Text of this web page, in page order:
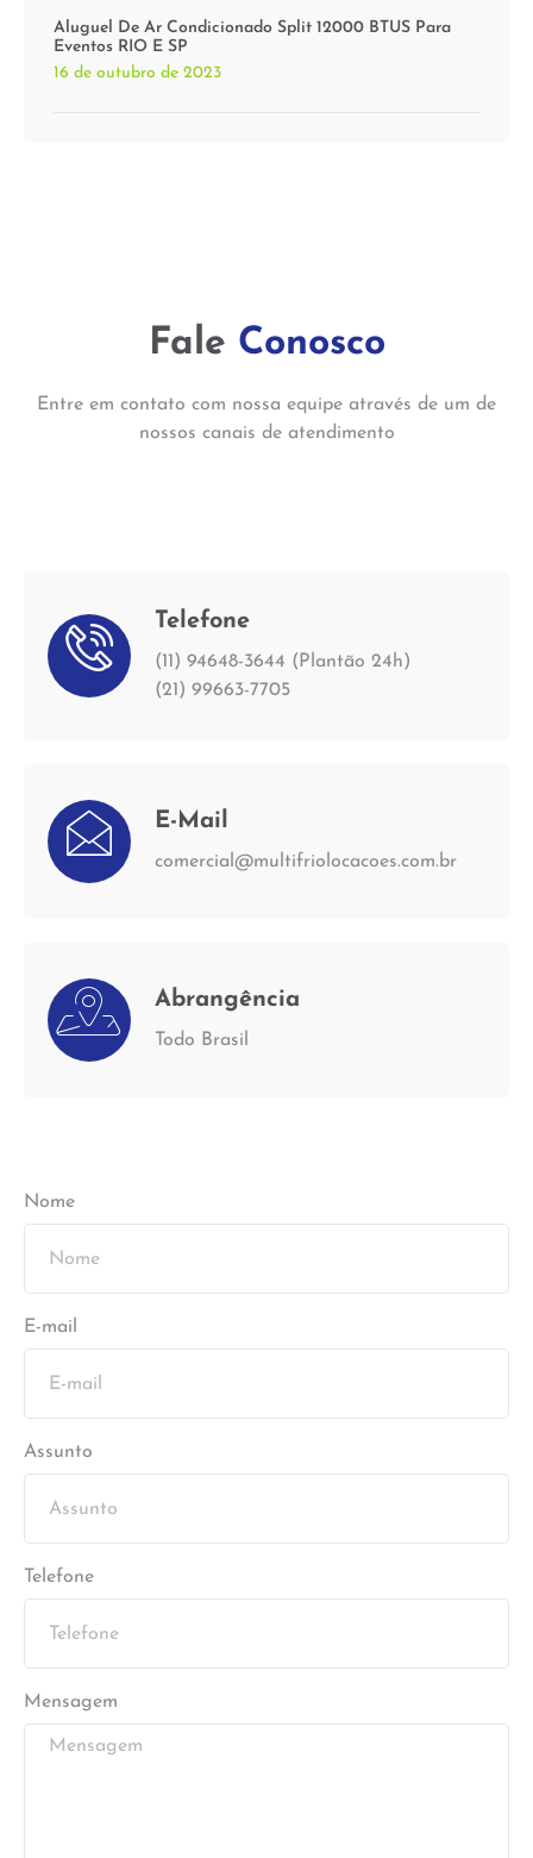
Aluguel De Ar Condicionado Split 12000 BTUS Para
Eventos RIO E SP
16 de outubro de 2023
Fale Conosco
Entre em contato com nossa equipe através de um de
nossos canais de atendimento
Telefone
(11) 94648-3644 (Plantão 24h)
(21) 99663-7705
E-Mail
comercial@multifriolocacoes.com.br
Abrangência
Todo Brasil
Nome
E-mail
Assunto
Telefone
Mensagem